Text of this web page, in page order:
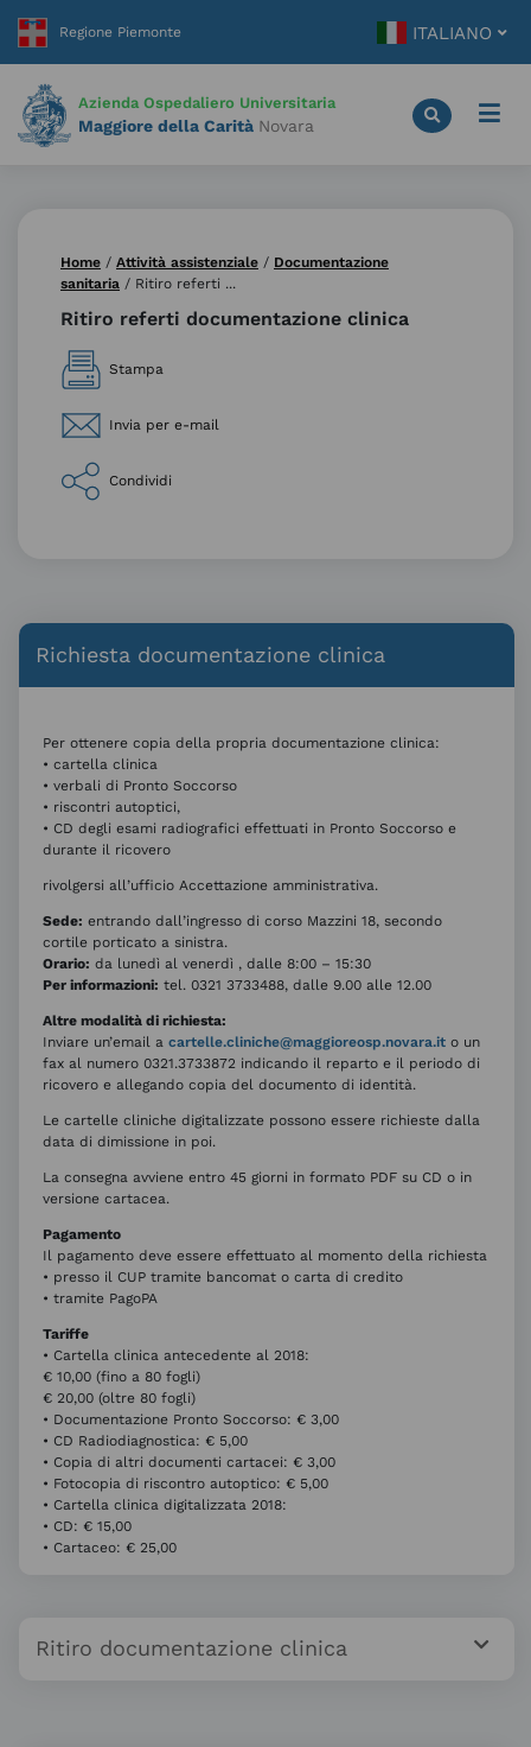
contenuto
ITALIANO
Azienda Ospedaliero Universitaria
Maggiore della Carità Novara
Home / Attività assistenziale / Documentazione
sanitaria / Ritiro referti ...
Ritiro referti documentazione clinica
Stampa
Invia per e-mail
Condividi
Richiesta documentazione clinica
Per ottenere copia della propria documentazione clinica:
• cartella clinica
• verbali di Pronto Soccorso
• riscontri autoptici,
• CD degli esami radiografici effettuati in Pronto Soccorso e
durante il ricovero
rivolgersi all’ufficio Accettazione amministrativa.
Sede: entrando dall’ingresso di corso Mazzini 18, secondo
cortile porticato a sinistra.
Orario: da lunedì al venerdì , dalle 8:00 – 15:30
Per informazioni: tel. 0321 3733488, dalle 9.00 alle 12.00
Altre modalità di richiesta:
Inviare un’email a cartelle.cliniche@maggioreosp.novara.ito un
fax al numero 0321.3733872 indicando il reparto e il periodo di
ricovero e allegando copia del documento di identità.
Le cartelle cliniche digitalizzate possono essere richieste dalla
data di dimissione in poi.
La consegna avviene entro 45 giorni in formato PDF su CD o in
versione cartacea.
Pagamento
Il pagamento deve essere effettuato al momento della richiesta
• presso il CUP tramite bancomat o carta di credito
• tramite PagoPA
Tariffe
• Cartella clinica antecedente al 2018:
€ 10,00 (fino a 80 fogli)
€ 20,00 (oltre 80 fogli)
• Documentazione Pronto Soccorso: € 3,00
• CD Radiodiagnostica: € 5,00
• Copia di altri documenti cartacei: € 3,00
• Fotocopia di riscontro autoptico: € 5,00
• Cartella clinica digitalizzata 2018:
• CD: € 15,00
• Cartaceo: € 25,00
Ritiro documentazione clinica